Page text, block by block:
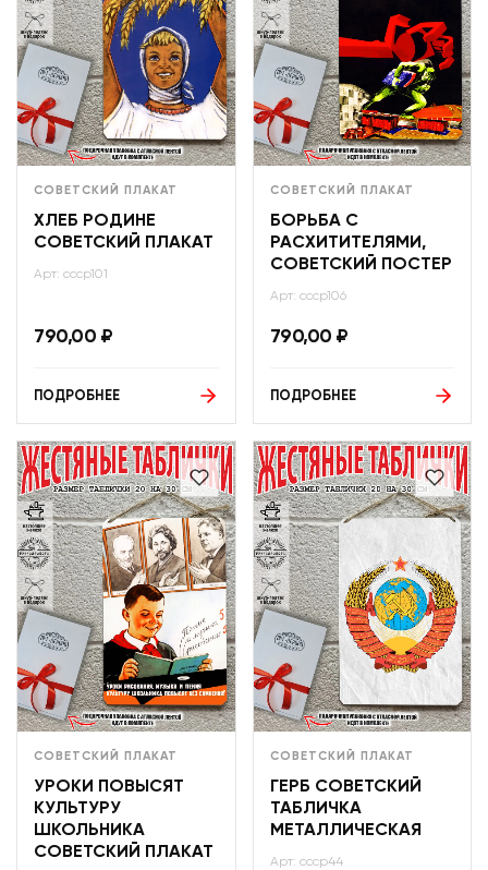
СОВЕТСКИЙ ПЛАКАТ
ХЛЕБ РОДИНЕ
СОВЕТСКИЙ ПЛАКАТ
Арт: ссср101
790,00 ₽
ПОДРОБНЕЕ
СОВЕТСКИЙ ПЛАКАТ
БОРЬБА С
РАСХИТИТЕЛЯМИ,
СОВЕТСКИЙ ПОСТЕР
Арт: ссср106
790,00 ₽
ПОДРОБНЕЕ
СОВЕТСКИЙ ПЛАКАТ
УРОКИ ПОВЫСЯТ
КУЛЬТУРУ
ШКОЛЬНИКА
СОВЕТСКИЙ ПЛАКАТ
СОВЕТСКИЙ ПЛАКАТ
ГЕРБ СОВЕТСКИЙ
ТАБЛИЧКА
МЕТАЛЛИЧЕСКАЯ
Арт: ссср44